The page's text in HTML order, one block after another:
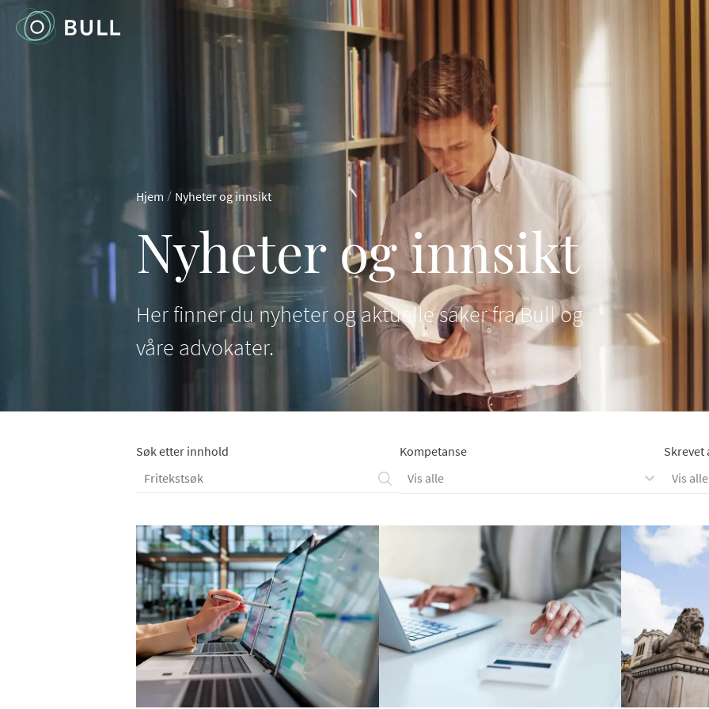
Hjem / Nyheter og innsikt
Nyheter og innsikt
Her finner du nyheter og aktuelle saker fra Bull og
våre advokater.
Søk etter innhold
Kompetanse
Vis alle
Skrevet
Vis alle